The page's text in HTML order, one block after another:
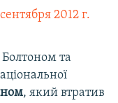
2012 г.
та
, який втратив